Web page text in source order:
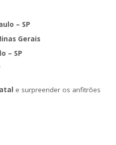
– SP
Gerais
– SP
e surpreender os anfitrões